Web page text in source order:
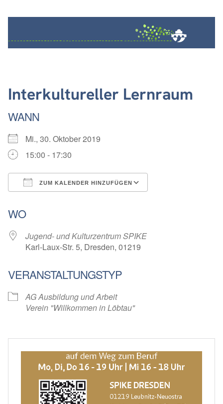
Interkultureller Lernraum
WANN
Mi., 30. Oktober 2019
15:00 - 17:30
ZUM KALENDER HINZUFÜGEN
WO
Jugend- und Kulturzentrum SPIKE
Karl-Laux-Str. 5, Dresden, 01219
VERANSTALTUNGSTYP
AG Ausbildung und Arbeit
Verein "Willkommen in Löbtau"